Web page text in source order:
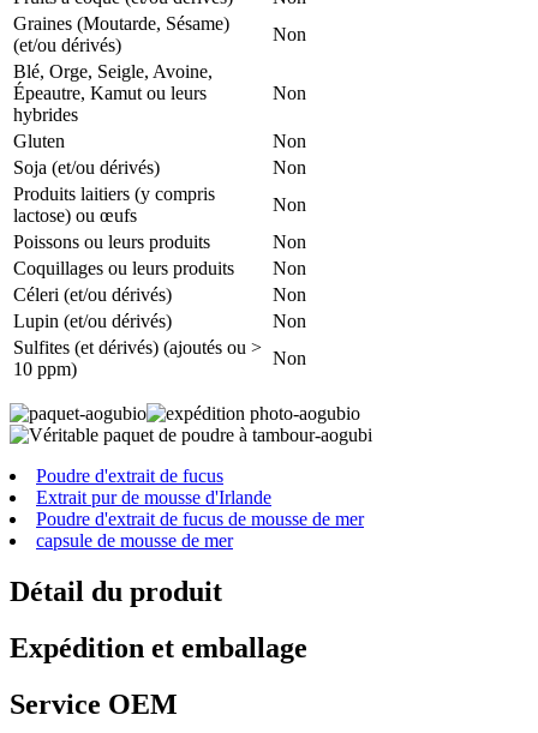
Graines (Moutarde, Sésame)
(et/ou dérivés)
Non
Blé, Orge, Seigle, Avoine,
Épeautre, Kamut ou leurs
hybrides
Non
Gluten
Non
Soja (et/ou dérivés)
Non
Produits laitiers (y compris
lactose) ou œufs
Non
Poissons ou leurs produits
Non
Coquillages ou leurs produits
Non
Céleri (et/ou dérivés)
Non
Lupin (et/ou dérivés)
Non
Sulfites (et dérivés) (ajoutés ou >
10 ppm)
Non
Poudre d'extrait de fucus
Extrait pur de mousse d'Irlande
Poudre d'extrait de fucus de mousse de mer
capsule de mousse de mer
Détail du produit
Expédition et emballage
Service OEM